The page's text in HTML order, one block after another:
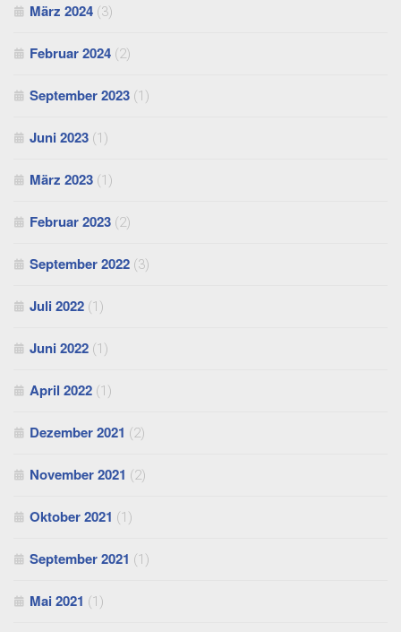
März 2024 (3)
Februar 2024 (2)
September 2023 (1)
Juni 2023 (1)
März 2023 (1)
Februar 2023 (2)
September 2022 (3)
Juli 2022 (1)
Juni 2022 (1)
April 2022 (1)
Dezember 2021 (2)
November 2021 (2)
Oktober 2021 (1)
September 2021 (1)
Mai 2021 (1)